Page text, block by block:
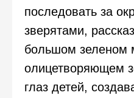
последовать за
зверятами,
большом зеленом
олицетворяющем
глаз детей,